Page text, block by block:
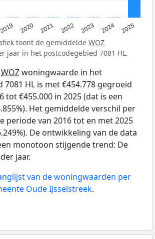
2019 2020 2021 2022 2023 2024 2025
toont de gemiddelde WOZ
jaar in het postcodegebied 7081 HL.
WOZwoningwaarde in het
7081 HL is met €454.778 gegroeid
tot €455.000 in 2025 (dat is een
Het gemiddelde verschil per
periode van 2016 tot en met 2025
De ontwikkeling van de data
monotoon stijgende trend: De
jaar.
van de woningwaarden per
Oude IJsselstreek.